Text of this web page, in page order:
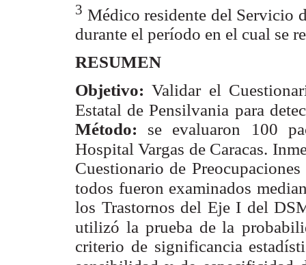
3 Médico residente del Servicio
durante el período en el cual se
RESUMEN
Objetivo:Validar el
Estatal de Pensilvania para
Método: se evaluaron 100
Hospital Vargas de Caracas.
Cuestionario de
todos fueron examinados
los Trastornos del Eje I del
utilizó la prueba de la
criterio de significancia